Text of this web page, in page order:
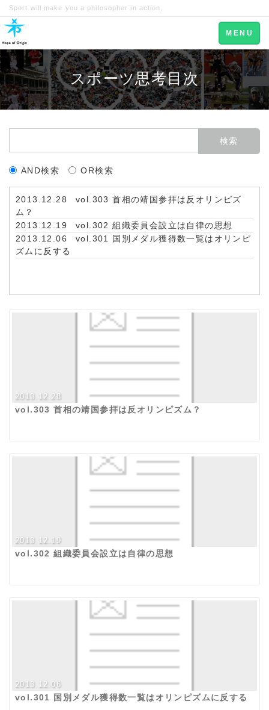
Sport will make you a philosopher in action.
Toggle
navigation
MENU
スポーツ思考目次
AND検索 OR検索
2013.12.28
vol.303 首相の靖国参拝は反オリンピズ
ム？
2013.12.19
vol.302 組織委員会設立は自律の思想
2013.12.06
vol.301 国別メダル獲得数一覧はオリンピ
ズムに反する
2013.12.28
vol.303 首相の靖国参拝は反オリンピズム？
2013.12.19
vol.302 組織委員会設立は自律の思想
2013.12.06
vol.301 国別メダル獲得数一覧はオリンピズムに反する